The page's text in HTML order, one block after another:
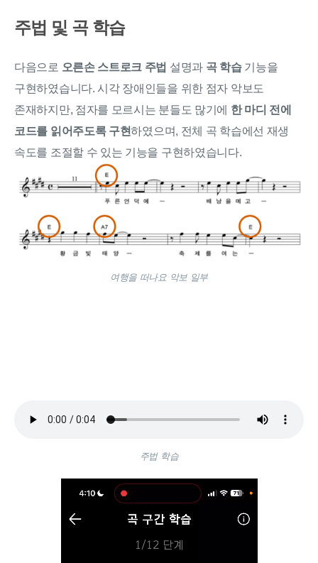
주법 및 곡 학습
다음으로 오른손 스트로크 주법 설명과 곡 학습기능을
구현하였습니다. 시각 장애인들을 위한 점자 악보도
존재하지만, 점자를 모르시는 분들도 많기에 한 마디 전에
코드를 읽어주도록 구현하였으며, 전체 곡 학습에선 재생
속도를 조절할 수 있는 기능을 구현하였습니다.
여행을 떠나요 악보 일부
주법 학습